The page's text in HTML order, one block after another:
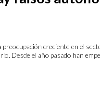
creciente en el
Desde el año pasado han